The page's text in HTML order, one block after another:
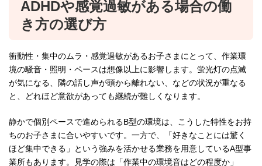
ADHDや感覚過敏がある場合の働
き方の選び方
衝動性・集中のムラ・感覚過敏があるお子さまにとって、作業環
境の騒音・照明・ペースは想像以上に影響します。蛍光灯の点滅
が気になる、隣の話し声が頭から離れない、などの状況が重なる
と、どれほど意欲があっても継続が難しくなります。
静かで個別ペースで進められるB型の環境は、こうした特性をお持
ちのお子さまに合いやすいです。一方で、「好きなことには驚く
ほど集中できる」という強みを活かせる業務を用意しているA型事
業所もあります。見学の際は「作業中の環境音はどの程度か」